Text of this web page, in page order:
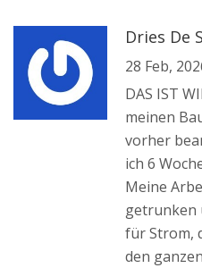
Dries De
28 Feb,
DAS IST
meinen
vorher
ich 6
Meine
getrunken
für Strom,
den